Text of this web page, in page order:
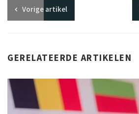
Vorigeartikel
GERELATEERDE ARTIKELEN